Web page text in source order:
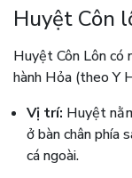
Huyệt Côn
Huyệt Côn Lôn có
hành Hỏa (theo Y
Vị trí: Huyệt
ở bàn chân phía
cá ngoài.